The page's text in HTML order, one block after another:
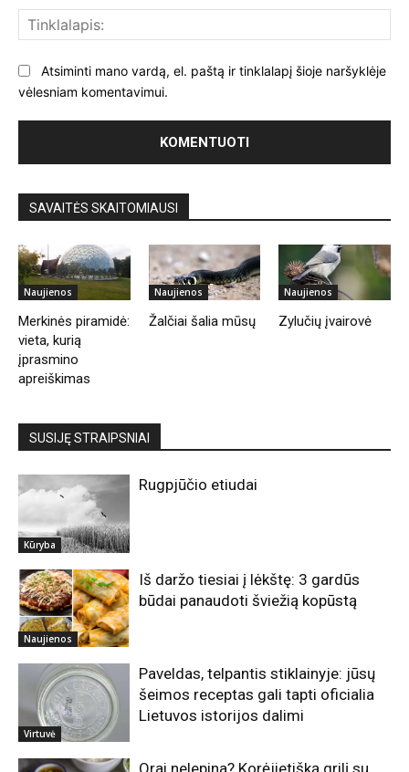
Atsiminti mano vardą, el. paštą ir tinklalapį šioje naršyklėje
vėlesniam komentavimui.
SAVAITĖS SKAITOMIAUSI
Naujienos
Merkinės piramidė:
vieta, kurią
įprasmino
apreiškimas
Naujienos
Žalčiai šalia mūsų
Naujienos
Zylučių įvairovė
SUSIJĘ STRAIPSNIAI
Kūryba
Rugpjūčio etiudai
Naujienos
Iš daržo tiesiai į lėkštę: 3 gardūs
būdai panaudoti šviežią kopūstą
Virtuvė
Paveldas, telpantis stiklainyje: jūsų
šeimos receptas gali tapti oficialia
Lietuvos istorijos dalimi